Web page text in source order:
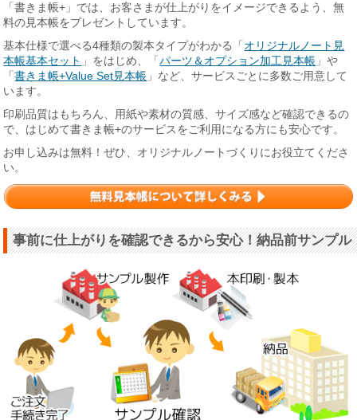
「書きま帳+」では、お客さまが仕上がりをイメージできるよう、無
料の見本帳をプレゼントしています。
基本仕様で選べる4種類の製本タイプがわかる「 オリジナルノート見
本帳基本セット 」をはじめ、「パーツ＆オプション加工見本帳 」や
「書きま帳+Value Set見本帳 」など、サービスごとに多数ご用意して
います。
印刷品質はもちろん、用紙や素材の質感、サイズ感など確認できるの
で、はじめて書きま帳+のサービスをご利用になる方にも安心です。
お申し込みは無料！ぜひ、オリジナルノートづくりにお役立てくださ
い。
事前に仕上がりを確認できるから安心！納品前サンプル